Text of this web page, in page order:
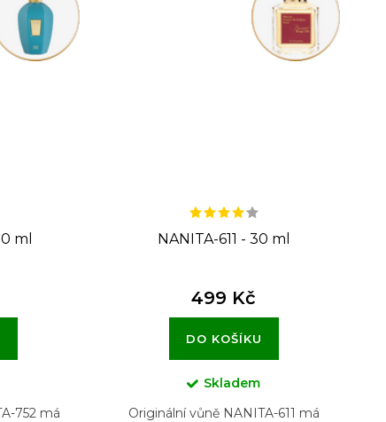
ml
752 má
NANITA-611 - 30 ml
499 Kč
DO KOŠÍKU
Skladem
Originální vůně NANITA-611 má